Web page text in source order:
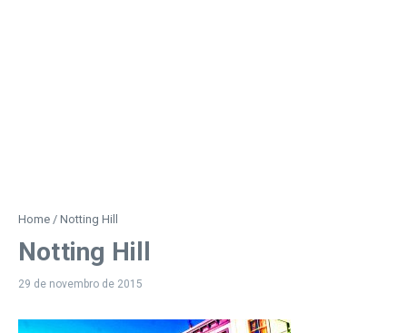
Home / Notting Hill
Notting Hill
29 de novembro de 2015